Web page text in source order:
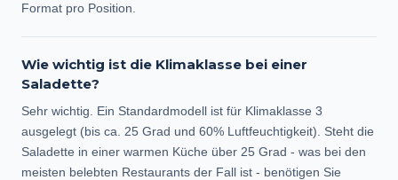
Format pro Position.
Wie wichtig ist die Klimaklasse bei einer
Saladette?
Sehr wichtig. Ein Standardmodell ist für Klimaklasse 3
ausgelegt (bis ca. 25 Grad und 60% Luftfeuchtigkeit). Steht die
Saladette in einer warmen Küche über 25 Grad - was bei den
meisten belebten Restaurants der Fall ist - benötigen Sie